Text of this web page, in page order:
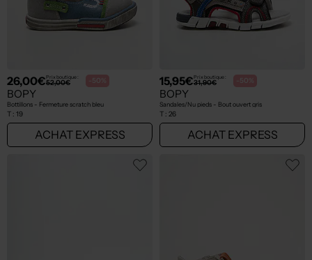
26,00€Prix boutique :
52,00€ -50%
BOPY
Bottillons - Fermeture scratch bleu
T : 19
ACHAT EXPRESS
15,95€Prix boutique :
31,90€ -50%
BOPY
Sandales/Nu pieds - Bout ouvert gris
T : 26
ACHAT EXPRESS